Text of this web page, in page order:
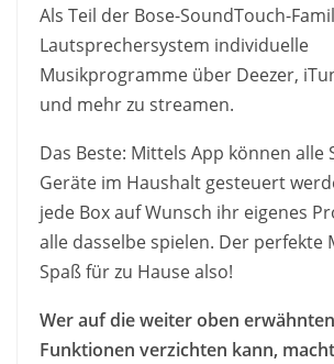
Als Teil der Bose-SoundTouch-
Lautsprechersystem individuelle
Musikprogramme über Deezer,
und mehr zu streamen.
Das Beste: Mittels App können alle
Geräte im Haushalt gesteuert
jede Box auf Wunsch ihr eigenes
alle dasselbe spielen. Der perfekte
Spaß für zu Hause also!
Wer auf die weiter oben
Funktionen verzichten kann,